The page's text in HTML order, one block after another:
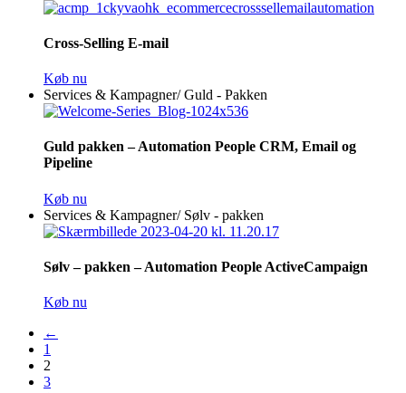
Cross-Selling E-mail
Køb nu
Services & Kampagner/ Guld - Pakken
Guld pakken – Automation People CRM, Email og
Pipeline
Køb nu
Services & Kampagner/ Sølv - pakken
Sølv – pakken – Automation People ActiveCampaign
Køb nu
←
1
2
3